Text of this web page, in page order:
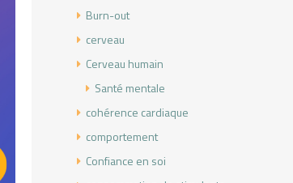
Burn-out
cerveau
Cerveau humain
Santé mentale
cohérence cardiaque
comportement
Confiance en soi